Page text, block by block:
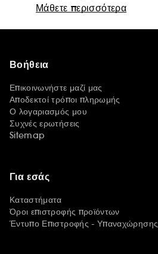
Μάθετε περισσότερα
Βοήθεια
Επικοινωνήστε μαζί μας
Αποδεκτοί τρόποι πληρωμής
Ο λογαριασμός μου
Συχνές ερωτήσεις
Sitemap
Για εσάς
Καταστήματα
Όροι επιστροφής προϊόντων
Έντυπο Επιστροφής - Υπαναχώρησης